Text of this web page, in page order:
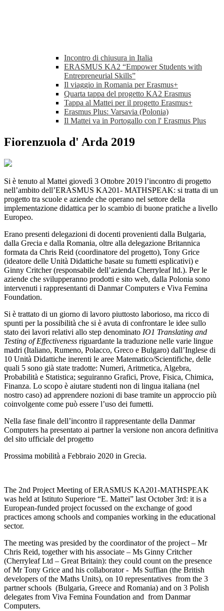
Incontro di chiusura in Italia
ERASMUS KA2 “Empower Students with
Entrepreneurial Skills”
Il viaggio in Romania per Erasmus+
Quarta tappa del progetto KA2 Erasmus
Tappa al Mattei per il progetto Erasmus+
Erasmus Plus: Varsavia (Polonia)
Il Mattei va in Portogallo con l' Erasmus Plus
Fiorenzuola d' Arda 2019
Si è tenuto al Mattei giovedì 3 Ottobre 2019 l’incontro di progetto
nell’ambito dell’ERASMUS KA201- MATHSPEAK: si tratta di un
progetto tra scuole e aziende che operano nel settore della
implementazione didattica per lo scambio di buone pratiche a livello
Europeo.
Erano presenti delegazioni di docenti provenienti dalla Bulgaria,
dalla Grecia e dalla Romania, oltre alla delegazione Britannica
formata da Chris Reid (coordinatore del progetto), Tony Grice
(ideatore delle Unità Didattiche basate su fumetti esplicativi) e
Ginny Critcher (responsabile dell’azienda Cherryleaf ltd.). Per le
aziende che svilupperanno prodotti e sito web, dalla Polonia sono
intervenuti i rappresentanti di Danmar Computers e Viva Femina
Foundation.
Si è trattato di un giorno di lavoro piuttosto laborioso, ma ricco di
spunti per la possibilità che si è avuta di confrontare le idee sullo
stato dei lavori relativi allo step denominato IO1 Translating and
Testing of Effectiveness riguardante la traduzione nelle varie lingue
madri (Italiano, Rumeno, Polacco, Greco e Bulgaro) dall’Inglese di
10 Unità Didattiche inerenti le aree Matematico/Scientifiche, delle
quali 5 sono già state tradotte: Numeri, Aritmetica, Algebra,
Probabilità e Statistica; seguiranno Grafici, Prove, Fisica, Chimica,
Finanza. Lo scopo è aiutare studenti non di lingua italiana (nel
nostro caso) ad apprendere nozioni di base tramite un approccio più
coinvolgente come può essere l’uso dei fumetti.
Nella fase finale dell’incontro il rappresentante della Danmar
Computers ha presentato ai partner la versione non ancora definitiva
del sito ufficiale del progetto
Prossima mobilità a Febbraio 2020 in Grecia.
The 2nd Project Meeting of ERASMUS KA201-MATHSPEAK
was held at Istituto Superiore “E. Mattei” last October 3rd: it is a
European-funded project focussed on the exchange of good
practices among schools and companies working in the educational
sector.
The meeting was presided by the coordinator of the project – Mr
Chris Reid, together with his associate – Ms Ginny Critcher
(Cherryleaf Ltd – Great Britain): they could count on the presence
of Mr Tony Grice and his collaborator - Ms Suffian (the British
developers of the Maths Units), on 10 representatives from the 3
partner schools (Bulgaria, Greece and Romania) and on 3 Polish
delegates from Viva Femina Foundation and from Danmar
Computers.